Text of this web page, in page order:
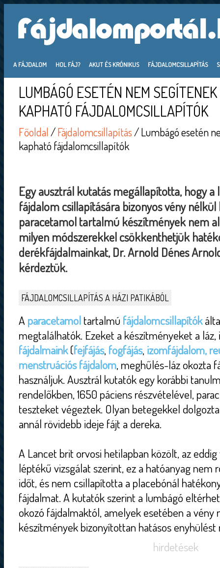
A FÁJDALOM HOL FÁJ? AKUT ÉS KRÓNIKUS FÁJDALOMCSILLAPÍTÁS
LUMBÁGÓ ESETÉN NEM
KAPHATÓ FÁJDALOMCSILLAPÍTÓK
Főoldal/Fájdalomcsillapítás/ Lumbágó esetén
kapható fájdalomcsillapítók
Egy ausztrál kutatás megállapította, hogy
fájdalom csillapítására bizonyos vény
paracetamol tartalmú készítmények nem
milyen módszerekkel csökkenthetjük
derékfájdalmainkat, Dr. Arnold Dénes
kérdeztük.
FÁJDALOMCSILLAPÍTÁS A HÁZI PATIKÁBÓL
A paracetamol tartalmú fájdalomcsillapítók
megtalálhatók. Ezeket a készítményeket a
fájdalmaink(fejfájás, fogfájás, izomfájdalom,
menstruációs fájdalom, meghűlés-láz okozta
használjuk. Ausztrál kutatók egy korábbi
rendelőkben, 1650 páciens részvételével,
teszteket végeztek. Olyan betegekkel
annál rövidebb ideje fájt a dereka.
A Lancet brit orvosi hetilapban közölt, az
léptékű vizsgálat szerint, ez a hatóanyag nem
időt, és nem csillapította a placebónál
fájdalmat. A kutatók szerint a lumbágó
okozó fájdalmaktól, amelyek esetében a vény
készítmények bizonyítottan hatásos enyhülést
hirdetések